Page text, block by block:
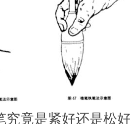
是紧好还是松好